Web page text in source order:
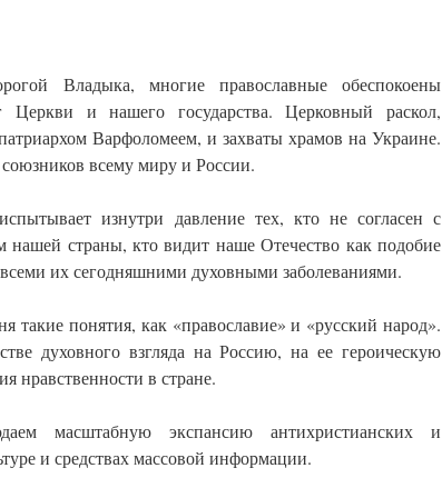
Владыка, многие православные обеспокоены
Церкви и нашего государства. Церковный раскол,
Варфоломеем, и захваты храмов на Украине.
всему миру и России.
изнутри давление тех, кто не согласен с
нашей страны, кто видит наше Отечество как подобие
их сегодняшними духовными заболеваниями.
такие понятия, как «православие» и «русский народ».
духовного взгляда на Россию, на ее героическую
нравственности в стране.
масштабную экспансию антихристианских и
и средствах массовой информации.